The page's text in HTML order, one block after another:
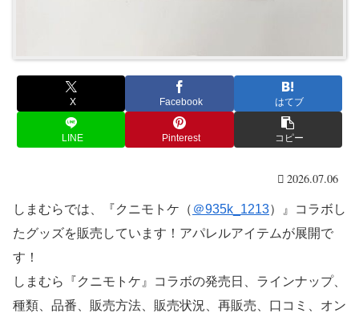
X Facebook はてブ
LINE Pinterest コピー
2026.07.06
しまむらでは、『クニモトケ（ ＠935k_1213）』コラボし
たグッズを販売しています！アパレルアイテムが展開で
す！
しまむら『クニモトケ』コラボの発売日、ラインナップ、
種類、品番、販売方法、販売状況、再販売、口コミ、オン